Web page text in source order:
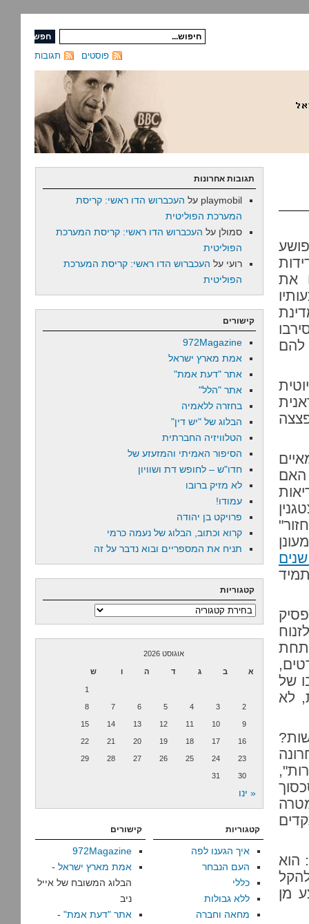
תגובות פוסטים
את
להם
אחרי הכל, מאז שנת 1990 מאיים
האם
חי במשך 40 שנים תחת
של
לא
הוא
מן
תגובות אחרונות
playmobil על העכברוש הדו ראשי: קריסת
המערכת הפוליטית
סמולן על העכברוש הדו ראשי: קריסת המערכת
הפוליטית
רועי על העכברוש הדו ראשי: קריסת המערכת
הפוליטית
קישורים
972Magazine
אמת מארץ ישראל
אתר "דעת אמת"
אתר "הלל"
בחזרה ללאמיה
הבלוג של "יש דין"
הטלוויזיה החברתית
הסיפור האמיתי והמזעזע של
חדו"ש – לחופש דת ושוויון
לא מזיק ברובו
עמודו!
פרויקט בן יהודה
קרוא וכתוב, הבלוג של נעמה כרמי
תניח את המספריים ובוא נדבר על זה
קטגוריות
קטגוריות
אוגוסט 2026
א ב ג ד ה ו ש
1
2
3
4
5
6
7
8
9
10
11
12
13
14
15
16
17
18
19
20
21
22
23
24
25
26
27
28
29
30
31
« ינו
קטגוריות
איך הגענו לפה
העם הנבחר
כללי
ללא גבולות
מחאה וחברה
קישורים
972Magazine
אמת מארץ ישראל -
הבלוג המשובח של אייל
ניב
אתר "דעת אמת" -